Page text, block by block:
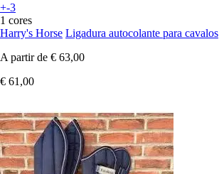
+-3
1 cores
Harry's Horse Ligadura autocolante para cavalos
A partir de € 63,00
€ 61,00